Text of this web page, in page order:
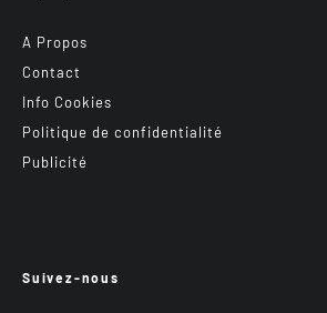
A Propos
Contact
Info Cookies
Politique de confidentialité
Publicité
Suivez-nous